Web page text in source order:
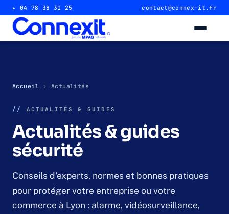
▸ 04 78 38 31 25 contact@connex-it.fr
Alarme magasin & commerce
Alarme entrepôt & industrie
Télésurveillance 24/7
Caméra magasin & commerce
Accueil › Actualités
// ACTUALITÉS & GUIDES
Actualités & guides
sécurité
Conseils d'experts, normes et bonnes pratiques
pour protéger votre entreprise ou votre
commerce à Lyon : alarme, vidéosurveillance,